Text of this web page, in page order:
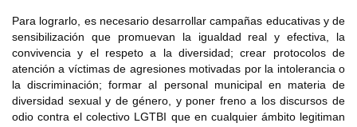
Para lograrlo, es necesario desarrollar campañas educativas y de
sensibilización que promuevan la igualdad real y efectiva, la
convivencia y el respeto a la diversidad; crear protocolos de
atención a víctimas de agresiones motivadas por la intolerancia o
la discriminación; formar al personal municipal en materia de
diversidad sexual y de género, y poner freno a los discursos de
odio contra el colectivo LGTBI que en cualquier ámbito legitiman